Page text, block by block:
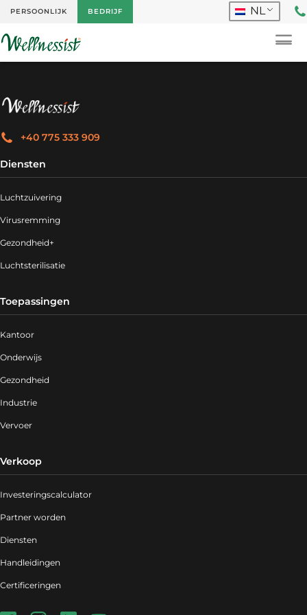
PERSOONLIJK BEDRIJF NL
+40 775 333 909
Diensten
Luchtzuivering
Virusremming
Gezondheid+
Luchtsterilisatie
Toepassingen
Kantoor
Onderwijs
Gezondheid
Industrie
Vervoer
Verkoop
Investeringscalculator
Partner worden
Diensten
Handleidingen
Certificeringen